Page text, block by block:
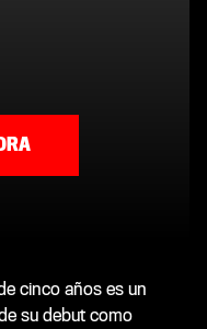
cinco años es un
su debut como